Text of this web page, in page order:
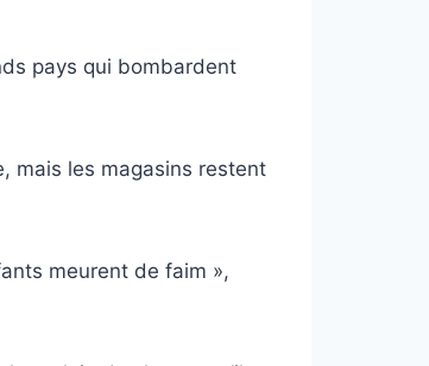
pays qui bombardent
mais les magasins restent
meurent de faim »,